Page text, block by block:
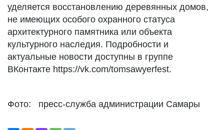
уделяется восстановлению деревянных домов,
не имеющих особого охранного статуса
архитектурного памятника или объекта
культурного наследия. Подробности и
актуальные новости доступны в группе
ВКонтакте https://vk.com/tomsawyerfest.
Фото: пресс-служба администрации Самары